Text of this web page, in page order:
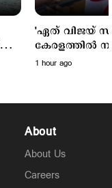
'ഏത് വിജയ്
കേരളത്തില്‍
വിഷയത്തില്‍
1 hour ago
About
About Us
Careers